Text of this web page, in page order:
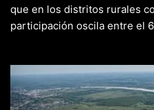
que en los distritos rurales
participación oscila entre el